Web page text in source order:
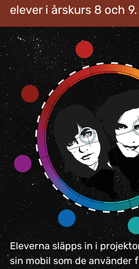
elever i årskurs 8 och 9.
Eleverna släpps in i
sin mobil som de använder